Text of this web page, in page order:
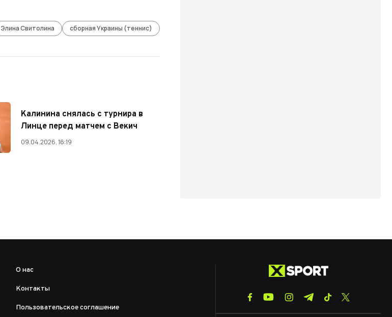
Элина Свитолина сборная Украины (теннис)
Калинина снялась с турнира в
Линце перед матчем с Векич
09.04.2026, 16:19
О нас
Контакты
Пользовательское соглашение